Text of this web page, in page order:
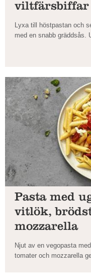
viltfärsbiffar
Lyxa till höstpastan och
med en snabb gräddsås.
Pasta med
vitlök,
mozzarella
Njut av en vegopasta
tomater och mozzarella